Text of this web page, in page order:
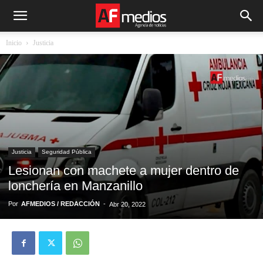
Inicio Justicia
Justicia Seguridad Pública
Lesionan con machete a mujer dentro de
lonchería en Manzanillo
Por AFMEDIOS / REDACCIÓN - Abr 20, 2022